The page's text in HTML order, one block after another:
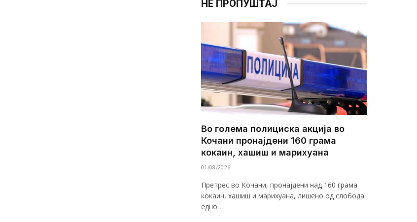
НЕ ПРОПУШТАЈ
Во голема полициска акција во
Кочани пронајдени 160 грама
кокаин, хашиш и марихуана
01/08/2026
Претрес во Кочани, пронајдени над 160 грама
кокаин, хашиш и марихуана, лишено од слобода
едно…